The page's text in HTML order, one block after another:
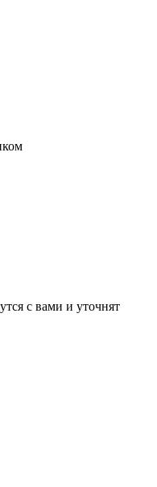
с вами и уточнят